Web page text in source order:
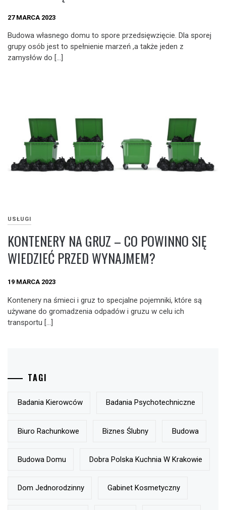
27 MARCA 2023
Budowa własnego domu to spore przedsięwzięcie. Dla sporej
grupy osób jest to spełnienie marzeń ,a także jeden z
zamysłów do […]
USŁUGI
KONTENERY NA GRUZ – CO POWINNO SIĘ
WIEDZIEĆ PRZED WYNAJMEM?
19 MARCA 2023
Kontenery na śmieci i gruz to specjalne pojemniki, które są
używane do gromadzenia odpadów i gruzu w celu ich
transportu […]
TAGI
Badania Kierowców Badania Psychotechniczne
Biuro Rachunkowe Biznes Ślubny Budowa
Budowa Domu Dobra Polska Kuchnia W Krakowie
Dom Jednorodzinny Gabinet Kosmetyczny